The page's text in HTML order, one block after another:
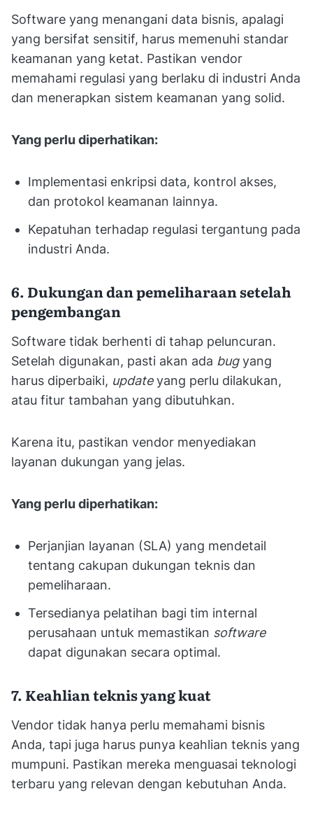
Software yang menangani data bisnis, apalagi
yang bersifat sensitif, harus memenuhi standar
keamanan yang ketat. Pastikan vendor
memahami regulasi yang berlaku di industri Anda
dan menerapkan sistem keamanan yang solid.
Yang perlu diperhatikan:
Implementasi enkripsi data, kontrol akses,
dan protokol keamanan lainnya.
Kepatuhan terhadap regulasi tergantung pada
industri Anda.
6. Dukungan dan pemeliharaan setelah
pengembangan
Software tidak berhenti di tahap peluncuran.
Setelah digunakan, pasti akan ada bugyang
harus diperbaiki, updateyang perlu dilakukan,
atau fitur tambahan yang dibutuhkan.
Karena itu, pastikan vendor menyediakan
layanan dukungan yang jelas.
Yang perlu diperhatikan:
Perjanjian layanan (SLA) yang mendetail
tentang cakupan dukungan teknis dan
pemeliharaan.
Tersedianya pelatihan bagi tim internal
perusahaan untuk memastikan software
dapat digunakan secara optimal.
7. Keahlian teknis yang kuat
Vendor tidak hanya perlu memahami bisnis
Anda, tapi juga harus punya keahlian teknis yang
mumpuni. Pastikan mereka menguasai teknologi
terbaru yang relevan dengan kebutuhan Anda.